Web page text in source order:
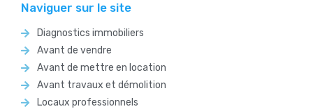
Naviguer sur le site
Diagnostics immobiliers
Avant de vendre
Avant de mettre en location
Avant travaux et démolition
Locaux professionnels